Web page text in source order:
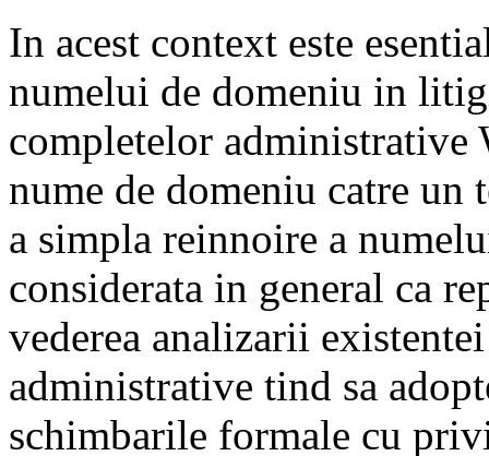
In acest context este
numelui de domeniu in
completelor
nume de domeniu catre un
a simpla reinnoire a
considerata in general ca
vederea analizarii
administrative tind sa
schimbarile formale cu